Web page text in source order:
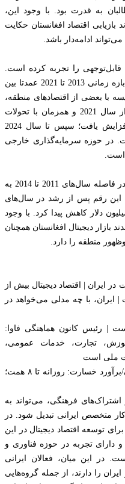
به قدرت بود. با وجود این،
سال 2023 از آغاز روند بازیابی اقتصاد افغانستان حکایت
ادامه‌دار باشد.
را تجربه کرده است.
شاخص بهای مصرف‌کننده افغانستان در بازه زمانی 2013 تا 2021 عمدتا بین
با بعضی از اقتصادهای منطقه،
نرخ نسبتا پایینی محسوب می‌شود؛ اما از سال 2021 و همزمان با تحولات
سیاسی، نرخ تورم تا حدود 14 درصد افزایش یافت؛ سپس تا سال 2024
در حوزه سرمایه‌گذاری خارجی
است.
میزان سرمایه‌گذاری خارجی این کشور در فاصله سال‌های 2011 تا 2014 به
دلار بود. این رقم پس از رشد در سال‌های
تا 2018، تا سال 2021 به حدود 20‌میلیون دلار کاهش پیدا کرد. با وجود
بازار دیجیتال افغانستان همچنان
منطقه را دارد.
ایران | اقتصاد دیجیتال بیش از
ایران، با چه مدلی می‌خواهد در
| رئیس کانون هماهنگی فاوا:
تجارت، خدمات عمومی،
ملی است
پس لرزه قطعی اینترنت در اقتصاد ایران/برآورد خسارت: روزانه تا ۸ همت؛
اشتراک‌های فرهنگی، می‌تواند به
متخصص ایرانی تبدیل شود. در
توسعه اقتصاد دیجیتال در این
تجربه در حوزه فناوری و
در این میان، فعالان ایرانی
ایران را دارند، از جمله گروه‌هایی